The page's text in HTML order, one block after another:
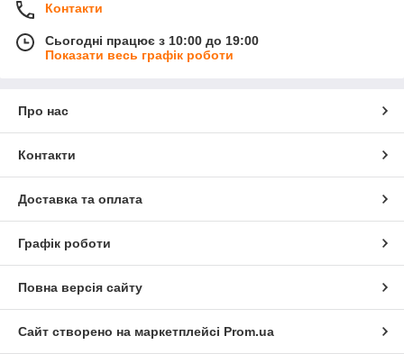
Контакти
Сьогодні працює з 10:00 до 19:00
Показати весь графік роботи
Про нас
Контакти
Доставка та оплата
Графік роботи
Повна версія сайту
Сайт створено на маркетплейсі Prom.ua